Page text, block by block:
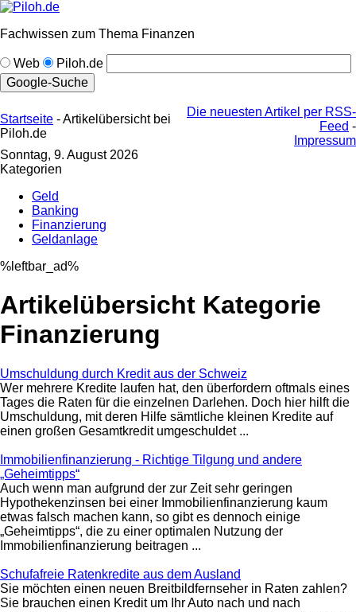
Fachwissen zum Thema Finanzen
Web Piloh.de
Startseite - Artikelübersicht bei
Piloh.de
Die neuesten Artikel per RSS-
Feed -
Impressum
Sonntag, 9. August 2026
Kategorien
Geld
Banking
Finanzierung
Geldanlage
%leftbar_ad%
Artikelübersicht Kategorie
Finanzierung
Umschuldung durch Kredit aus der Schweiz
Wer mehrere Kredite laufen hat, den überfordern oftmals eines
Tages die Raten für die einzelnen Darlehen. Doch hier hilft die
Umschuldung, mit deren Hilfe sämtliche kleinen Kredite auf
einen großen Gesamtkredit umgeschuldet ...
Immobilienfinanzierung - Richtige Tilgung und andere
„Geheimtipps“
Auch wenn man aufgrund der zur Zeit sehr geringen
Hypothekenzinsen bei einer Immobilienfinanzierung kaum
etwas falsch machen kann, so gibt es dennoch einige
„Geheimtipps“, die zu einer optimalen Nutzung der
Immobilienfinanzierung beitragen ...
Schufafreie Ratenkredite aus dem Ausland
Sie möchten einen neuen Breitbildfernseher in Raten zahlen?
Sie brauchen einen Kredit um Ihr Auto nach und nach